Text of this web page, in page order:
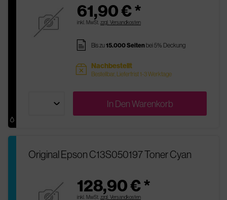
61,90 € *
inkl. MwSt. zzgl. Versandkosten
pages Bis zu15.000 Seitenbei 5% Deckung
sold Nachbestellt
Bestellbar, Lieferfrist 1-3 Werktage
In DenWarenkorb
Original Epson C13S050197 Toner Cyan
128,90 € *
inkl. MwSt. zzgl. Versandkosten